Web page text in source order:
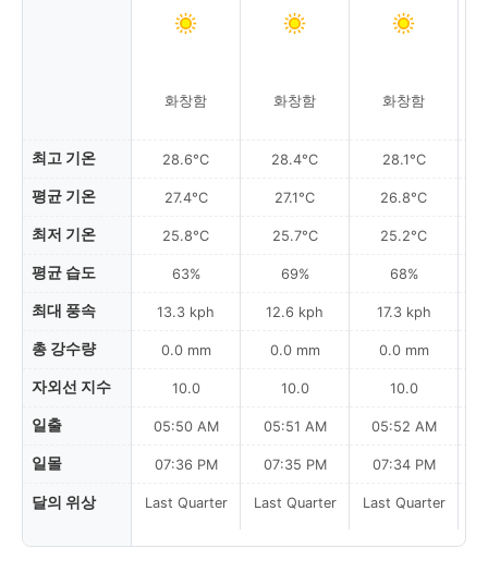
최고 기온
평균 기온
최저 기온
평균 습도
최대 풍속
총 강수량
자외선 지수
일출
일몰
달의 위상
화창함
28.6°C
27.4°C
25.8°C
63%
13.3 kph
0.0 mm
10.0
05:50 AM
07:36 PM
Last Quarter
화창함
28.4°C
27.1°C
25.7°C
69%
12.6 kph
0.0 mm
10.0
05:51 AM
07:35 PM
Last Quarter
화창함
28.1°C
26.8°C
25.2°C
68%
17.3 kph
0.0 mm
10.0
05:52 AM
07:34 PM
Last Quarter